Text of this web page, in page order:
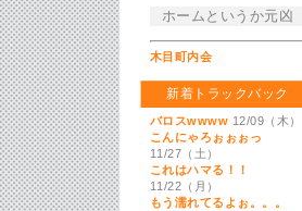
ホームというか元凶
木目町内会
新着トラックバック
バロスwwww 12/09（木）
こんにゃろぉぉぉっ
11/27（土）
これはハマる！！
11/22（月）
もう濡れてるよぉ。。。